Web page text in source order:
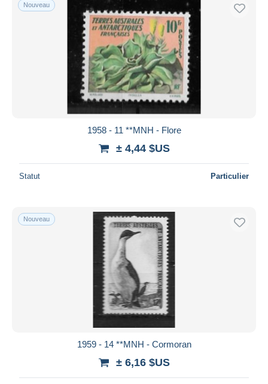
Nouveau
1958 - 11 **MNH - Flore
± 4,44 $US
Statut Particulier
Nouveau
1959 - 14 **MNH - Cormoran
± 6,16 $US